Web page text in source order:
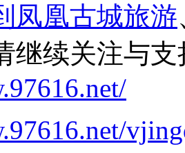
凤凰古城旅游
继续关注与